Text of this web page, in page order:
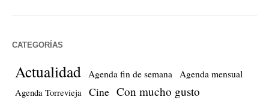
CATEGORÍAS
Actualidad Agenda fin de semana Agenda mensual
Agenda Torrevieja Cine Con mucho gusto